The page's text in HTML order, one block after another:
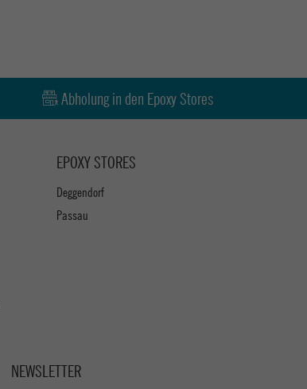
Abholung in den Epoxy Stores
EPOXY STORES
Deggendorf
Passau
NEWSLETTER